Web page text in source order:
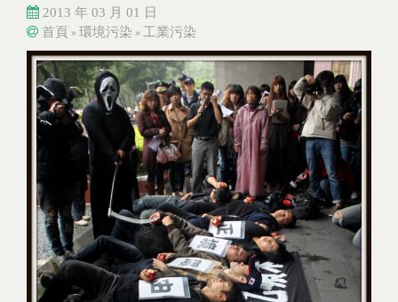
2013 年 03 月 01 日
您在這裡
首頁 » 環境污染 » 工業污染
您在這裡